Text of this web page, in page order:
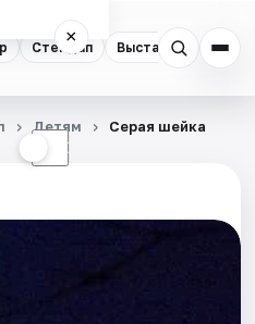
Стендап Выставки
×
☾
Детям Серая шейка